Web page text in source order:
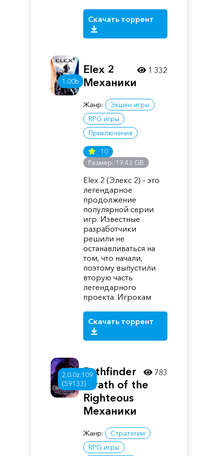
Скачать торрент
1.00b
Elex 2
Механики
Жанр:
Экшен игры
RPG игры
Приключения
10
Размер: 19.43 GB
Elex 2 (Элекс 2) – это
легендарное
продолжение
популярной серии
игр. Известные
разработчики
решили не
останавливаться на
том, что начали,
поэтому выпустили
вторую часть
легендарного
проекта. Игрокам
Скачать торрент
1 332
2.0.0z.109
(59133)
Pathfinder
Wrath of the
Righteous
Механики
Жанр:
Стратегии
RPG игры
783